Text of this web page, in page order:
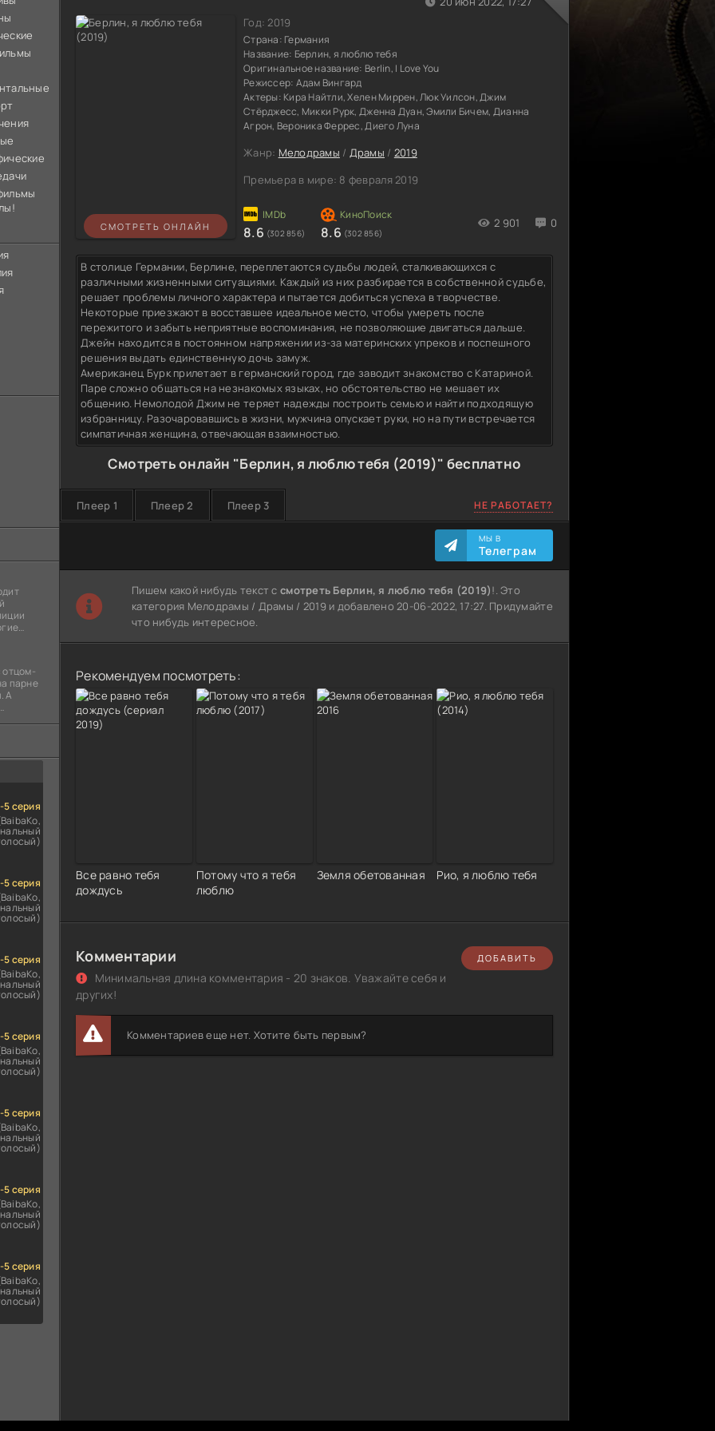
отцом-
парне
А
5 серия
5 серия
5 серия
5 серия
5 серия
5 серия
5 серия
СМОТРЕТЬ ОНЛАЙН
Год:2019
Страна: Германия
Название: Берлин, я люблю тебя
Оригинальное название: Berlin, I Love You
Режиссер: Адам Вингард
Актеры: Кира Найтли, Хелен Миррен, Люк Уилсон, Джим
Стёрджесс, Микки Рурк, Дженна Дуан, Эмили Бичем, Дианна
Агрон, Вероника Феррес, Диего Луна
Жанр: Мелодрамы / Драмы / 2019
Премьера в мире: 8 февраля 2019
8.6 (302 856) 8.6 (302 856)
2 901 0
В столице Германии, Берлине, переплетаются судьбы людей, сталкивающихся с
различными жизненными ситуациями. Каждый из них разбирается в собственной судьбе,
решает проблемы личного характера и пытается добиться успеха в творчестве.
Некоторые приезжают в восставшее идеальное место, чтобы умереть после
пережитого и забыть неприятные воспоминания, не позволяющие двигаться дальше.
Джейн находится в постоянном напряжении из-за материнских упреков и поспешного
решения выдать единственную дочь замуж.
Американец Бурк прилетает в германский город, где заводит знакомство с Катариной.
Паре сложно общаться на незнакомых языках, но обстоятельство не мешает их
общению. Немолодой Джим не теряет надежды построить семью и найти подходящую
избранницу. Разочаровавшись в жизни, мужчина опускает руки, но на пути встречается
симпатичная женщина, отвечающая взаимностью.
Смотреть онлайн "Берлин, я люблю тебя (2019)" бесплатно
Плеер 1 Плеер 2 Плеер 3 НЕ РАБОТАЕТ?
МЫ В
Телеграм
Пишем какой нибудь текст ссмотреть Берлин, я люблю тебя (2019)!. Это
категория Мелодрамы / Драмы / 2019 и добавлено 20-06-2022, 17:27. Придумайте
что нибудь интересное.
Рекомендуем посмотреть:
Все равно тебя
дождусь
Потому что я тебя
люблю
Земля обетованная Рио, я люблю тебя
Комментарии
Минимальная длина комментария - 20 знаков. Уважайте себя и
других!
ДОБАВИТЬ
Комментариев еще нет. Хотите быть первым?